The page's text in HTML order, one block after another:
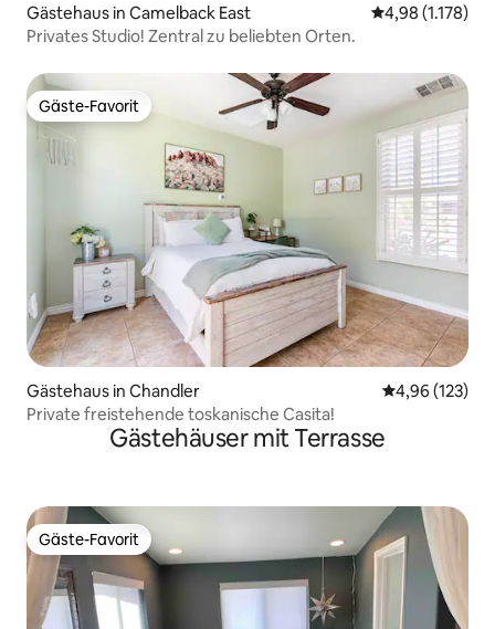
Gästehaus in Camelback East
4,98 (1.178)
Privates Studio! Zentral zu beliebten Orten.
Gäste-Favorit
Gäste-Favorit
Gästehaus in Chandler
4,96 (123)
Private freistehende toskanische Casita!
Gästehäuser mit Terrasse
Gäste-Favorit
Gäste-Favorit